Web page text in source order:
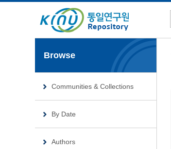
Browse
Communities & Collections
By Date
Authors